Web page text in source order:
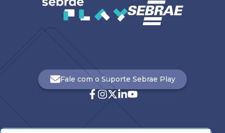
Fale com o Suporte Sebrae Play